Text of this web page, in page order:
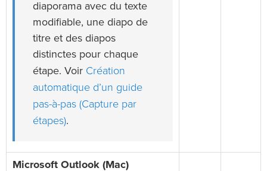
diaporama avec du texte
modifiable, une diapo de
titre et des diapos
distinctes pour chaque
étape. Voir Création
automatique d’un guide
pas-à-pas (Capture par
étapes).
Microsoft Outlook (Mac)